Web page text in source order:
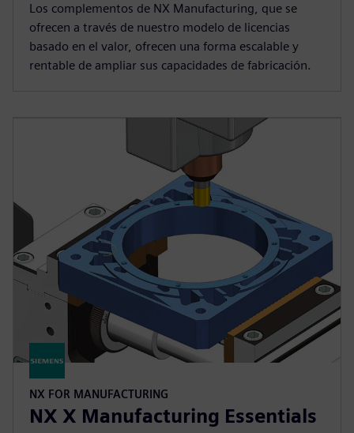
Los complementos de NX Manufacturing, que se
ofrecen a través de nuestro modelo de licencias
basado en el valor, ofrecen una forma escalable y
rentable de ampliar sus capacidades de fabricación.
NX FOR MANUFACTURING
NX X Manufacturing Essentials